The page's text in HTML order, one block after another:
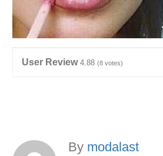
User Review 4.88 (8 votes)
By modalast